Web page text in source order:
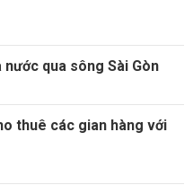
qua sông Sài Gòn
thuê các gian hàng với